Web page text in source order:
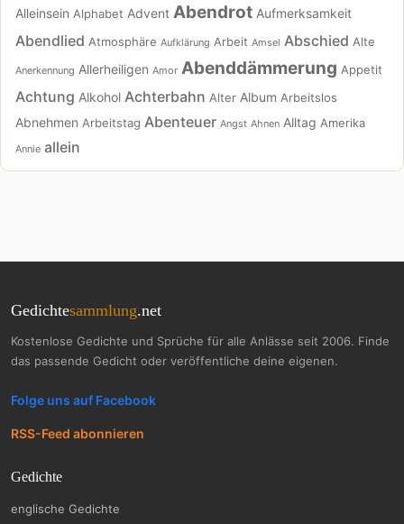
Alleinsein Alphabet Advent Abendrot Aufmerksamkeit
Abendlied Atmosphäre Aufklärung Arbeit Amsel Abschied Alte
Anerkennung Allerheiligen Amor Abenddämmerung Appetit
Achtung Alkohol Achterbahn Alter Album Arbeitslos
Abnehmen Arbeitstag Abenteuer Angst Ahnen Alltag Amerika
Annie allein
Gedichtesammlung.net
Kostenlose Gedichte und Sprüche für alle Anlässe seit 2006. Finde
das passende Gedicht oder veröffentliche deine eigenen.
Folge uns auf Facebook
RSS-Feed abonnieren
Gedichte
englische Gedichte